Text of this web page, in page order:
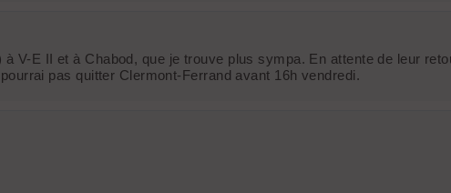
V-E II et à Chabod, que je trouve plus sympa. En attente de leur
pas quitter Clermont-Ferrand avant 16h vendredi.